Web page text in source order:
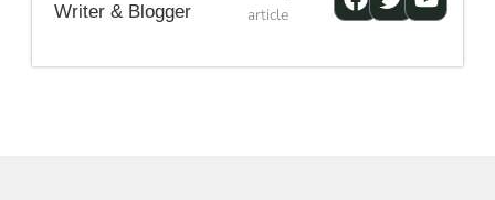
Writer & Blogger
article